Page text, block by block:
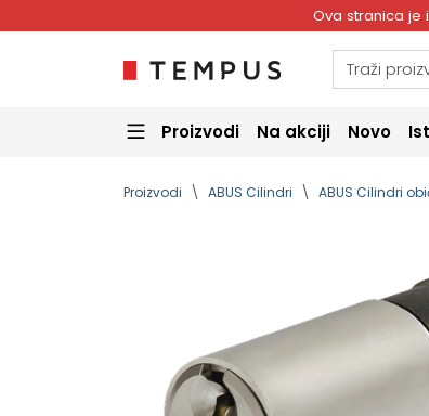
Ova stranica je
Proizvodi Na akciji Novo
Proizvodi ABUS Cilindri ABUS Cilindri